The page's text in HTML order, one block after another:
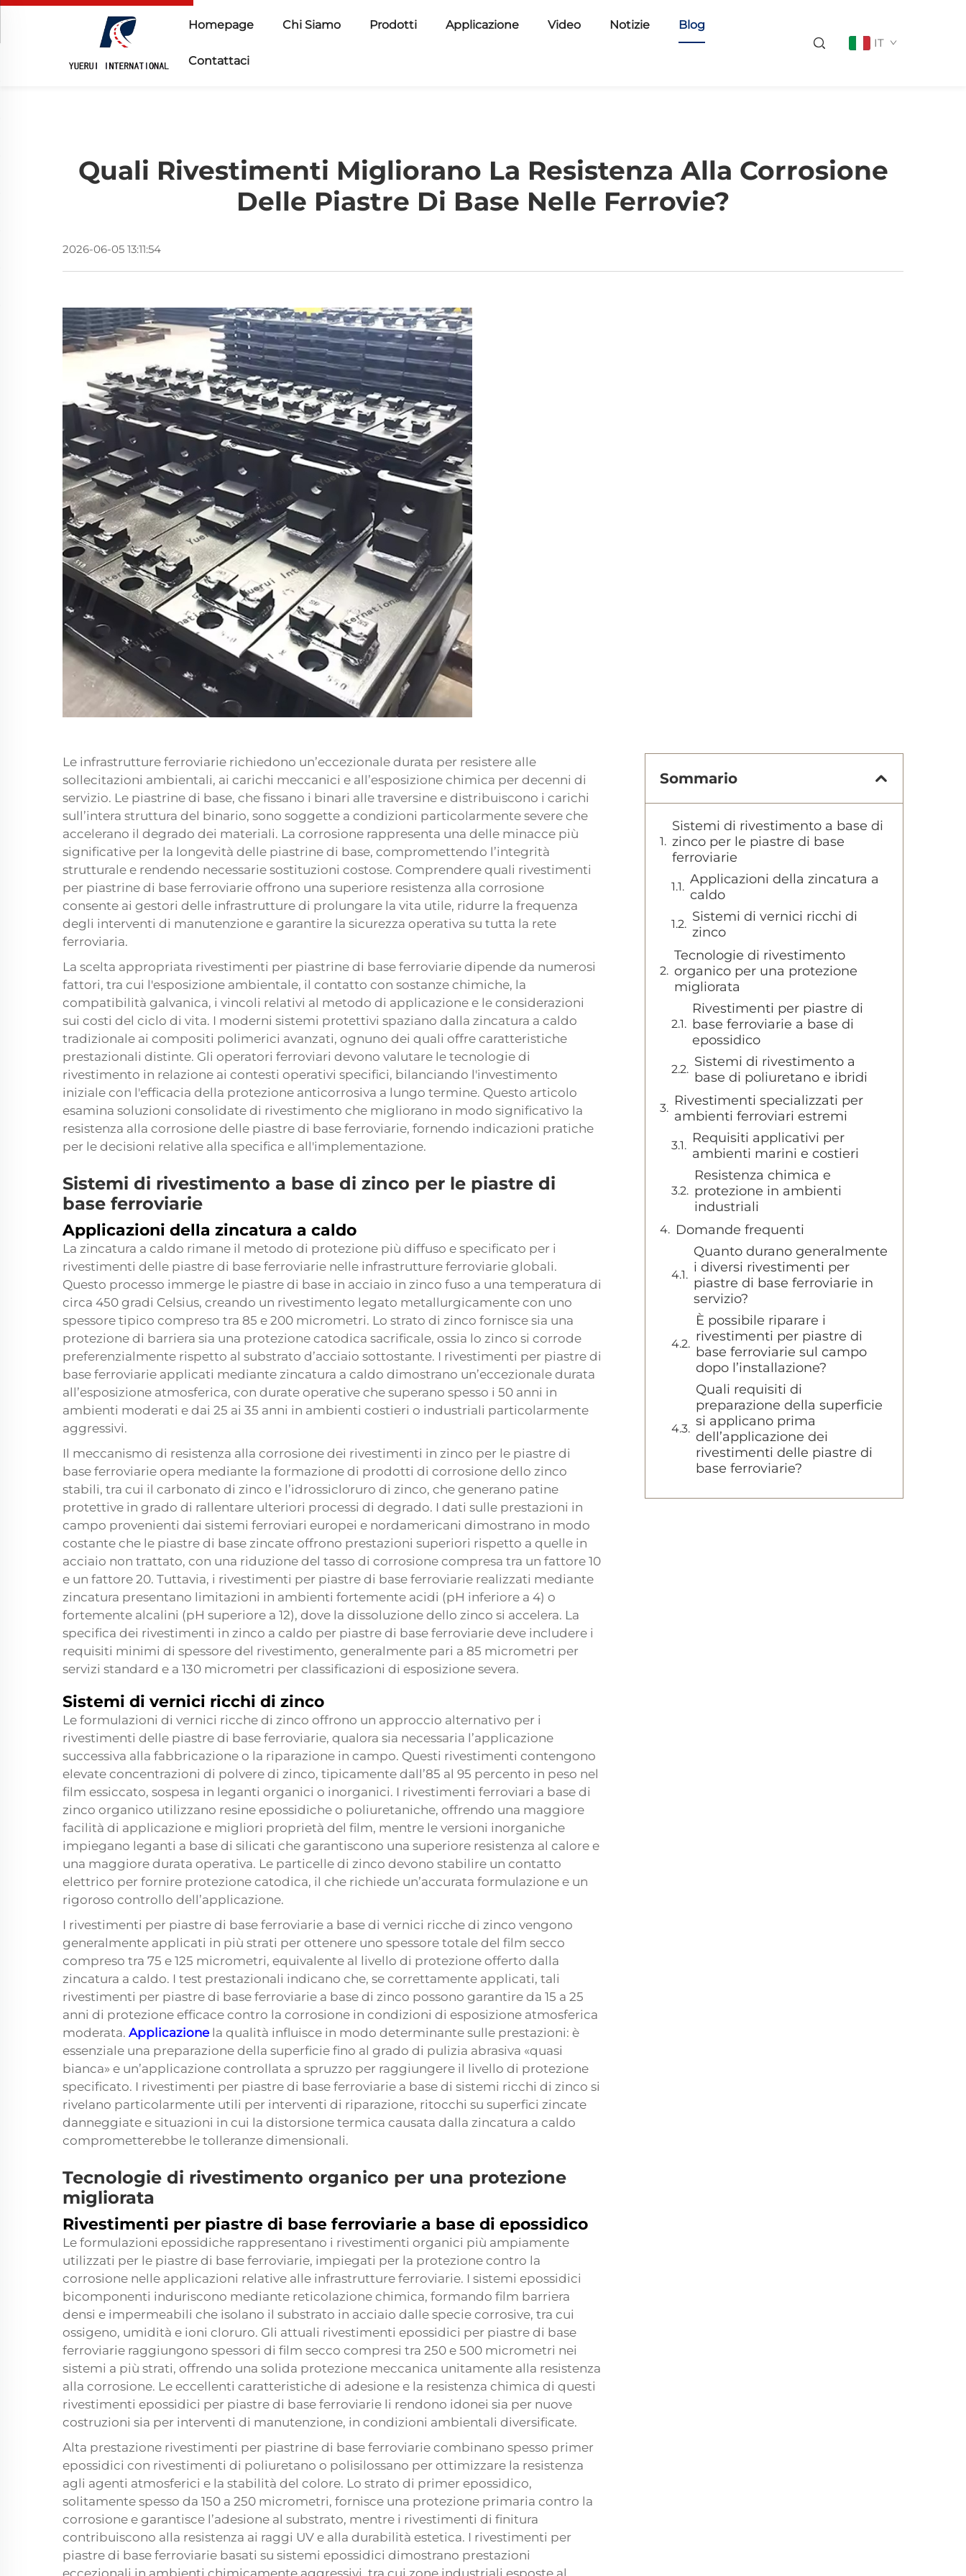
Homepage Chi Siamo Prodotti Applicazione Video Notizie Blog
Contattaci
IT
Quali Rivestimenti Migliorano La Resistenza Alla Corrosione
Delle Piastre Di Base Nelle Ferrovie?
2026-06-05 13:11:54
Le infrastrutture ferroviarie richiedono un’eccezionale durata per resistere alle
sollecitazioni ambientali, ai carichi meccanici e all’esposizione chimica per decenni di
servizio. Le piastrine di base, che fissano i binari alle traversine e distribuiscono i carichi
sull’intera struttura del binario, sono soggette a condizioni particolarmente severe che
accelerano il degrado dei materiali. La corrosione rappresenta una delle minacce più
significative per la longevità delle piastrine di base, compromettendo l’integrità
strutturale e rendendo necessarie sostituzioni costose. Comprendere quali rivestimenti
per piastrine di base ferroviarie offrono una superiore resistenza alla corrosione
consente ai gestori delle infrastrutture di prolungare la vita utile, ridurre la frequenza
degli interventi di manutenzione e garantire la sicurezza operativa su tutta la rete
ferroviaria.
La scelta appropriata rivestimenti per piastrine di base ferroviarie dipende da numerosi
fattori, tra cui l'esposizione ambientale, il contatto con sostanze chimiche, la
compatibilità galvanica, i vincoli relativi al metodo di applicazione e le considerazioni
sui costi del ciclo di vita. I moderni sistemi protettivi spaziano dalla zincatura a caldo
tradizionale ai compositi polimerici avanzati, ognuno dei quali offre caratteristiche
prestazionali distinte. Gli operatori ferroviari devono valutare le tecnologie di
rivestimento in relazione ai contesti operativi specifici, bilanciando l'investimento
iniziale con l'efficacia della protezione anticorrosiva a lungo termine. Questo articolo
esamina soluzioni consolidate di rivestimento che migliorano in modo significativo la
resistenza alla corrosione delle piastre di base ferroviarie, fornendo indicazioni pratiche
per le decisioni relative alla specifica e all'implementazione.
Sistemi di rivestimento a base di zinco per le piastre di
base ferroviarie
Applicazioni della zincatura a caldo
La zincatura a caldo rimane il metodo di protezione più diffuso e specificato per i
rivestimenti delle piastre di base ferroviarie nelle infrastrutture ferroviarie globali.
Questo processo immerge le piastre di base in acciaio in zinco fuso a una temperatura di
circa 450 gradi Celsius, creando un rivestimento legato metallurgicamente con uno
spessore tipico compreso tra 85 e 200 micrometri. Lo strato di zinco fornisce sia una
protezione di barriera sia una protezione catodica sacrificale, ossia lo zinco si corrode
preferenzialmente rispetto al substrato d’acciaio sottostante. I rivestimenti per piastre di
base ferroviarie applicati mediante zincatura a caldo dimostrano un’eccezionale durata
all’esposizione atmosferica, con durate operative che superano spesso i 50 anni in
ambienti moderati e dai 25 ai 35 anni in ambienti costieri o industriali particolarmente
aggressivi.
Il meccanismo di resistenza alla corrosione dei rivestimenti in zinco per le piastre di
base ferroviarie opera mediante la formazione di prodotti di corrosione dello zinco
stabili, tra cui il carbonato di zinco e l’idrossicloruro di zinco, che generano patine
protettive in grado di rallentare ulteriori processi di degrado. I dati sulle prestazioni in
campo provenienti dai sistemi ferroviari europei e nordamericani dimostrano in modo
costante che le piastre di base zincate offrono prestazioni superiori rispetto a quelle in
acciaio non trattato, con una riduzione del tasso di corrosione compresa tra un fattore 10
e un fattore 20. Tuttavia, i rivestimenti per piastre di base ferroviarie realizzati mediante
zincatura presentano limitazioni in ambienti fortemente acidi (pH inferiore a 4) o
fortemente alcalini (pH superiore a 12), dove la dissoluzione dello zinco si accelera. La
specifica dei rivestimenti in zinco a caldo per piastre di base ferroviarie deve includere i
requisiti minimi di spessore del rivestimento, generalmente pari a 85 micrometri per
servizi standard e a 130 micrometri per classificazioni di esposizione severa.
Sistemi di vernici ricchi di zinco
Le formulazioni di vernici ricche di zinco offrono un approccio alternativo per i
rivestimenti delle piastre di base ferroviarie, qualora sia necessaria l’applicazione
successiva alla fabbricazione o la riparazione in campo. Questi rivestimenti contengono
elevate concentrazioni di polvere di zinco, tipicamente dall’85 al 95 percento in peso nel
film essiccato, sospesa in leganti organici o inorganici. I rivestimenti ferroviari a base di
zinco organico utilizzano resine epossidiche o poliuretaniche, offrendo una maggiore
facilità di applicazione e migliori proprietà del film, mentre le versioni inorganiche
impiegano leganti a base di silicati che garantiscono una superiore resistenza al calore e
una maggiore durata operativa. Le particelle di zinco devono stabilire un contatto
elettrico per fornire protezione catodica, il che richiede un’accurata formulazione e un
rigoroso controllo dell’applicazione.
I rivestimenti per piastre di base ferroviarie a base di vernici ricche di zinco vengono
generalmente applicati in più strati per ottenere uno spessore totale del film secco
compreso tra 75 e 125 micrometri, equivalente al livello di protezione offerto dalla
zincatura a caldo. I test prestazionali indicano che, se correttamente applicati, tali
rivestimenti per piastre di base ferroviarie a base di zinco possono garantire da 15 a 25
anni di protezione efficace contro la corrosione in condizioni di esposizione atmosferica
moderata. Applicazione la qualità influisce in modo determinante sulle prestazioni: è
essenziale una preparazione della superficie fino al grado di pulizia abrasiva «quasi
bianca» e un’applicazione controllata a spruzzo per raggiungere il livello di protezione
specificato. I rivestimenti per piastre di base ferroviarie a base di sistemi ricchi di zinco si
rivelano particolarmente utili per interventi di riparazione, ritocchi su superfici zincate
danneggiate e situazioni in cui la distorsione termica causata dalla zincatura a caldo
comprometterebbe le tolleranze dimensionali.
Tecnologie di rivestimento organico per una protezione
migliorata
Rivestimenti per piastre di base ferroviarie a base di epossidico
Le formulazioni epossidiche rappresentano i rivestimenti organici più ampiamente
utilizzati per le piastre di base ferroviarie, impiegati per la protezione contro la
corrosione nelle applicazioni relative alle infrastrutture ferroviarie. I sistemi epossidici
bicomponenti induriscono mediante reticolazione chimica, formando film barriera
densi e impermeabili che isolano il substrato in acciaio dalle specie corrosive, tra cui
ossigeno, umidità e ioni cloruro. Gli attuali rivestimenti epossidici per piastre di base
ferroviarie raggiungono spessori di film secco compresi tra 250 e 500 micrometri nei
sistemi a più strati, offrendo una solida protezione meccanica unitamente alla resistenza
alla corrosione. Le eccellenti caratteristiche di adesione e la resistenza chimica di questi
rivestimenti epossidici per piastre di base ferroviarie li rendono idonei sia per nuove
costruzioni sia per interventi di manutenzione, in condizioni ambientali diversificate.
Alta prestazione rivestimenti per piastrine di base ferroviarie combinano spesso primer
epossidici con rivestimenti di poliuretano o polisilossano per ottimizzare la resistenza
agli agenti atmosferici e la stabilità del colore. Lo strato di primer epossidico,
solitamente spesso da 150 a 250 micrometri, fornisce una protezione primaria contro la
corrosione e garantisce l’adesione al substrato, mentre i rivestimenti di finitura
contribuiscono alla resistenza ai raggi UV e alla durabilità estetica. I rivestimenti per
piastre di base ferroviarie basati su sistemi epossidici dimostrano prestazioni
eccezionali in ambienti chimicamente aggressivi, tra cui zone industriali esposte al
Sommario
Sistemi di rivestimento a base di
zinco per le piastre di base
ferroviarie
Applicazioni della zincatura a
caldo
Sistemi di vernici ricchi di
zinco
Tecnologie di rivestimento
organico per una protezione
migliorata
Rivestimenti per piastre di
base ferroviarie a base di
epossidico
Sistemi di rivestimento a
base di poliuretano e ibridi
Rivestimenti specializzati per
ambienti ferroviari estremi
Requisiti applicativi per
ambienti marini e costieri
Resistenza chimica e
protezione in ambienti
industriali
Domande frequenti
Quanto durano generalmente
i diversi rivestimenti per
piastre di base ferroviarie in
servizio?
È possibile riparare i
rivestimenti per piastre di
base ferroviarie sul campo
dopo l’installazione?
Quali requisiti di
preparazione della superficie
si applicano prima
dell’applicazione dei
rivestimenti delle piastre di
base ferroviarie?